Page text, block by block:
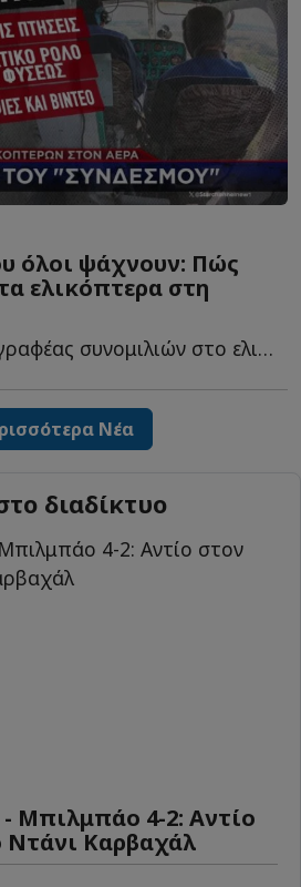
όλοι ψάχνουν: Πώς
ελικόπτερα στη
Δεν υπάρχει καταγραφέας συνομιλιών στο ελικόπτερο, α...
Νέα
διαδίκτυο
Μπιλμπάο 4-2: Αντίο
Καρβαχάλ